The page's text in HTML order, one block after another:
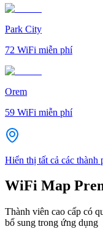
Park City
72 WiFi miễn phí
Orem
59 WiFi miễn phí
Hiển thị tất cả các thành
WiFi Map
Thành viên cao cấp có
bổ sung trong ứng dụng